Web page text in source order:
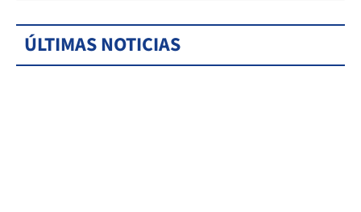
ÚLTIMAS NOTICIAS